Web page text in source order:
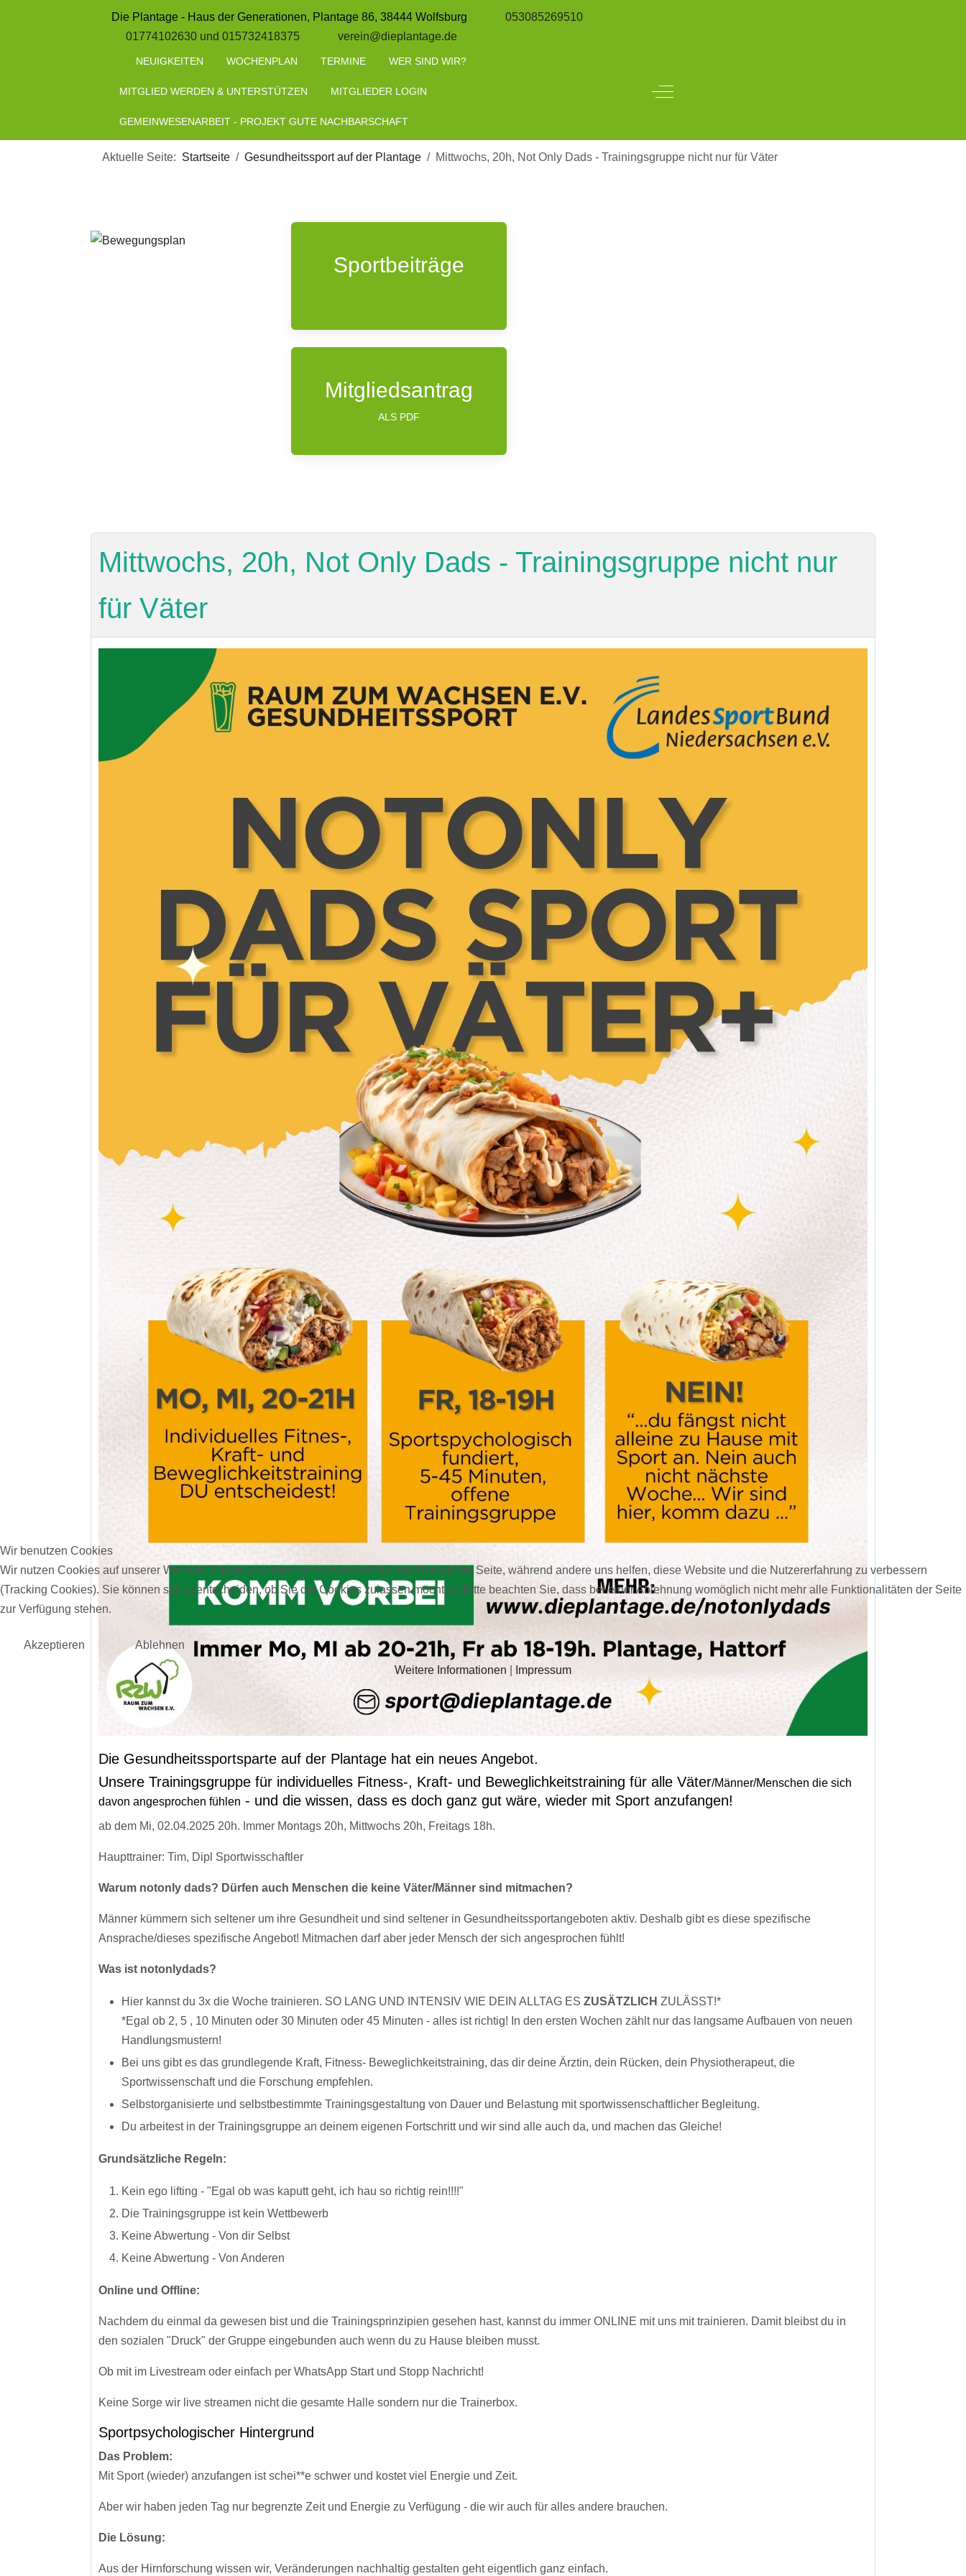
Die Plantage - Haus der Generationen, Plantage 86, 38444 Wolfsburg
053085269510
01774102630 und 015732418375
verein@dieplantage.de
NEUIGKEITEN WOCHENPLAN TERMINE WER SIND WIR?
MITGLIED WERDEN & UNTERSTÜTZEN MITGLIEDER LOGIN
GEMEINWESENARBEIT - PROJEKT GUTE NACHBARSCHAFT
Off-Canvas Toggle
Aktuelle Seite: Startseite Gesundheitssport auf der Plantage Mittwochs, 20h, Not Only Dads - Trainingsgruppe nicht nur für Väter
Sportbeiträge
Mitgliedsantrag
ALS PDF
Mittwochs, 20h, Not Only Dads - Trainingsgruppe nicht nur
für Väter
Die Gesundheitssportsparte auf der Plantage hat ein neues Angebot.
Unsere Trainingsgruppe für individuelles Fitness-, Kraft- und Beweglichkeitstraining für alle Väter/Männer/Menschen die sich
davon angesprochen fühlen - und die wissen, dass es doch ganz gut wäre, wieder mit Sport anzufangen!
ab dem Mi, 02.04.2025 20h. Immer Montags 20h, Mittwochs 20h, Freitags 18h.
Haupttrainer: Tim, Dipl Sportwisschaftler
Warum notonly dads? Dürfen auch Menschen die keine Väter/Männer sind mitmachen?
Männer kümmern sich seltener um ihre Gesundheit und sind seltener in Gesundheitssportangeboten aktiv. Deshalb gibt es diese spezifische
Ansprache/dieses spezifische Angebot! Mitmachen darf aber jeder Mensch der sich angesprochen fühlt!
Was ist notonlydads?
Hier kannst du 3x die Woche trainieren. SO LANG UND INTENSIV WIE DEIN ALLTAG ES ZUSÄTZLICH ZULÄSST!*
*Egal ob 2, 5 , 10 Minuten oder 30 Minuten oder 45 Minuten - alles ist richtig! In den ersten Wochen zählt nur das langsame Aufbauen von neuen
Handlungsmustern!
Bei uns gibt es das grundlegende Kraft, Fitness- Beweglichkeitstraining, das dir deine Ärztin, dein Rücken, dein Physiotherapeut, die
Sportwissenschaft und die Forschung empfehlen.
Selbstorganisierte und selbstbestimmte Trainingsgestaltung von Dauer und Belastung mit sportwissenschaftlicher Begleitung.
Du arbeitest in der Trainingsgruppe an deinem eigenen Fortschritt und wir sind alle auch da, und machen das Gleiche!
Grundsätzliche Regeln:
Kein ego lifting - "Egal ob was kaputt geht, ich hau so richtig rein!!!!"
Die Trainingsgruppe ist kein Wettbewerb
Keine Abwertung - Von dir Selbst
Keine Abwertung - Von Anderen
Online und Offline:
Nachdem du einmal da gewesen bist und die Trainingsprinzipien gesehen hast, kannst du immer ONLINE mit uns mit trainieren. Damit bleibst du in
den sozialen "Druck" der Gruppe eingebunden auch wenn du zu Hause bleiben musst.
Ob mit im Livestream oder einfach per WhatsApp Start und Stopp Nachricht!
Keine Sorge wir live streamen nicht die gesamte Halle sondern nur die Trainerbox.
Sportpsychologischer Hintergrund
Das Problem:
Mit Sport (wieder) anzufangen ist schei**e schwer und kostet viel Energie und Zeit.
Aber wir haben jeden Tag nur begrenzte Zeit und Energie zu Verfügung - die wir auch für alles andere brauchen.
Die Lösung:
Aus der Hirnforschung wissen wir, Veränderungen nachhaltig gestalten geht eigentlich ganz einfach.
Wir benutzen Cookies
Wir nutzen Cookies auf unserer Website. Einige von ihnen sind essenziell für den Betrieb der Seite, während andere uns helfen, diese Website und die Nutzererfahrung zu verbessern
(Tracking Cookies). Sie können selbst entscheiden, ob Sie die Cookies zulassen möchten. Bitte beachten Sie, dass bei einer Ablehnung womöglich nicht mehr alle Funktionalitäten der Seite
zur Verfügung stehen.
Akzeptieren Ablehnen
Weitere Informationen Impressum